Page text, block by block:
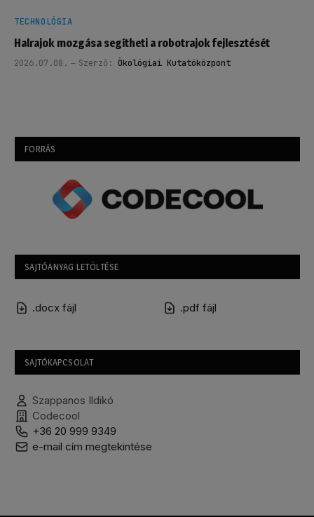
TECHNOLÓGIA
Halrajok mozgása segítheti a robotrajok fejlesztését
2026.07.08. Szerző: Ökológiai Kutatóközpont
FORRÁS
SAJTÓANYAG LETÖLTÉSE
.docx fájl .pdf fájl
SAJTÓKAPCSOLAT
Szappanos Ildikó
Codecool
+36 20 999 9349
e-mail cím megtekintése